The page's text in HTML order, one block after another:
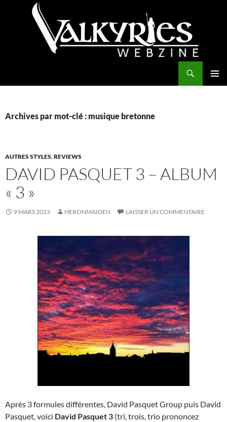
Archives par mot-clé : musique bretonne
AUTRES STYLES,REVIEWS
DAVID PASQUET 3 – ALBUM
« 3 »
9 MARS 2023 HERONMAIDEN LAISSER UN COMMENTAIRE
Après 3 formules différentes, David Pasquet Group puis David
Pasquet, voici David Pasquet 3 (tri, trois, trio prononcez